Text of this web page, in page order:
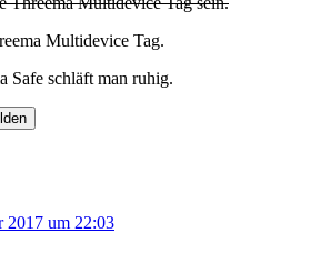
Multidevice Tag.
Safe schläft man ruhig.
2017 um 22:03